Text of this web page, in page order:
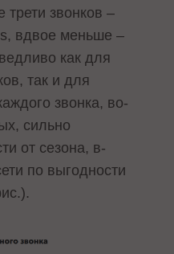
трети звонков –
вдвое меньше –
как для
так и для
звонка, во-
сильно
от сезона, в-
по выгодности